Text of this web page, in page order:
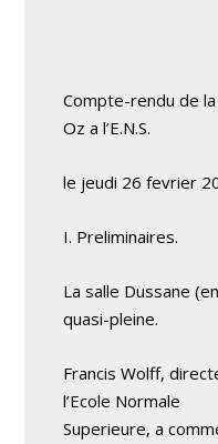
Compte-rendu de
Oz a l’E.N.S.
le jeudi 26 fevrier
I. Preliminaires.
La salle Dussane
quasi-pleine.
Francis Wolff,
l’Ecole Normale
Superieure, a